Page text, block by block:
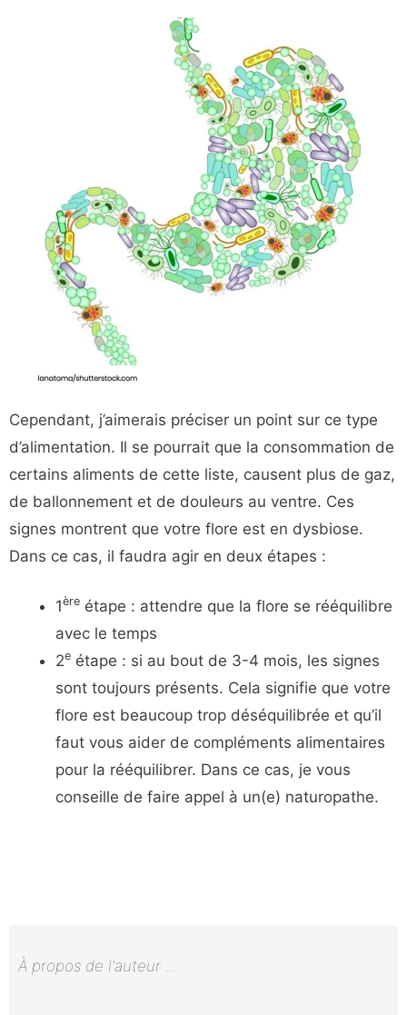
Cependant, j’aimerais préciser un point sur ce type
d’alimentation. Il se pourrait que la consommation de
certains aliments de cette liste, causent plus de gaz,
de ballonnement et de douleurs au ventre. Ces
signes montrent que votre flore est en dysbiose.
Dans ce cas, il faudra agir en deux étapes :
1ère étape : attendre que la flore se rééquilibre
avec le temps
2e étape : si au bout de 3-4 mois, les signes
sont toujours présents. Cela signifie que votre
flore est beaucoup trop déséquilibrée et qu’il
faut vous aider de compléments alimentaires
pour la rééquilibrer. Dans ce cas, je vous
conseille de faire appel à un(e) naturopathe.
À propos de l'auteur